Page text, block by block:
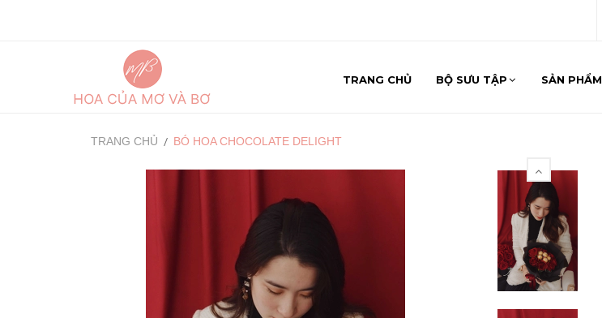
TRANG CHỦ BỘ SƯU TẬP SẢN PHẨM
TRANG CHỦ BÓ HOA CHOCOLATE DELIGHT